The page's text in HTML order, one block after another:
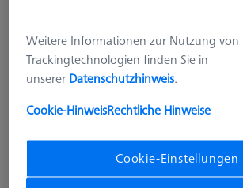
Weitere Informationen zur Nutzung von
Trackingtechnologien finden Sie in
unserer Datenschutzhinweis.
Cookie-HinweisRechtliche Hinweise
Cookie-Einstellungen